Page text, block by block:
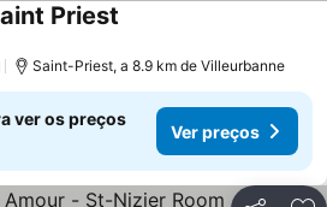
Priest
Saint-Priest, a 8.9 km de Villeurbanne
ver os preços
Ver preços